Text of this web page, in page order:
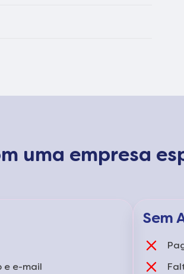
uma empresa
e e-mail
Sem